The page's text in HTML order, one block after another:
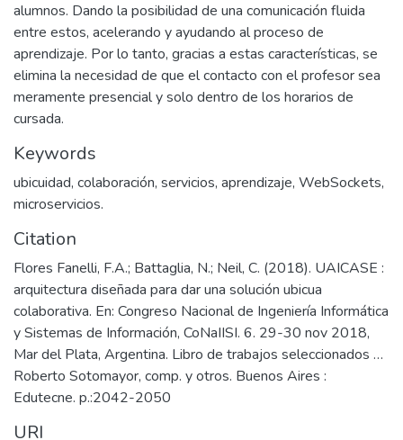
alumnos. Dando la posibilidad de una comunicación fluida
entre estos, acelerando y ayudando al proceso de
aprendizaje. Por lo tanto, gracias a estas características, se
elimina la necesidad de que el contacto con el profesor sea
meramente presencial y solo dentro de los horarios de
cursada.
Keywords
ubicuidad, colaboración, servicios, aprendizaje, WebSockets,
microservicios.
Citation
Flores Fanelli, F.A.; Battaglia, N.; Neil, C. (2018). UAICASE :
arquitectura diseñada para dar una solución ubicua
colaborativa. En: Congreso Nacional de Ingeniería Informática
y Sistemas de Información, CoNaIISI. 6. 29-30 nov 2018,
Mar del Plata, Argentina. Libro de trabajos seleccionados …
Roberto Sotomayor, comp. y otros. Buenos Aires :
Edutecne. p.:2042-2050
URI